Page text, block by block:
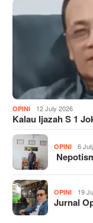
OPINI 12 July 2026
Kalau Ijazah S 1
OPINI 6
OPINI 19
Jurnal